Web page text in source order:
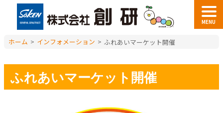
MENU
ホーム > インフォメーション > ふれあいマーケット開催
ふれあいマーケット開催